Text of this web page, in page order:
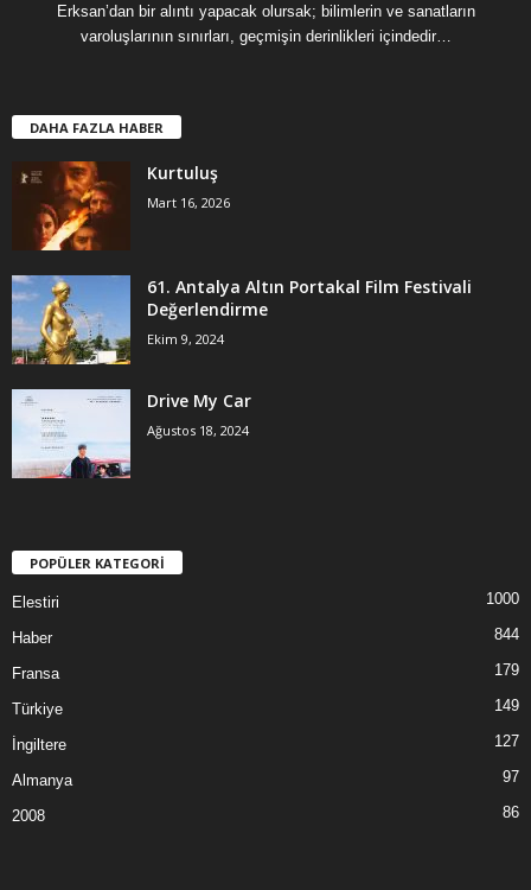
Erksan’dan bir alıntı yapacak olursak; bilimlerin ve sanatların
varoluşlarının sınırları, geçmişin derinlikleri içindedir…
DAHA FAZLA HABER
Kurtuluş
Mart 16, 2026
61. Antalya Altın Portakal Film Festivali
Değerlendirme
Ekim 9, 2024
Drive My Car
Ağustos 18, 2024
POPÜLER KATEGORİ
Elestiri 1000
Haber 844
Fransa 179
Türkiye 149
İngiltere 127
Almanya 97
2008 86